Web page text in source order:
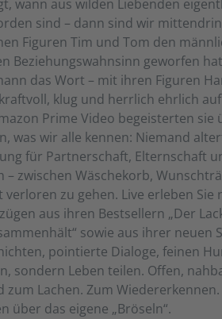
wann aus wilden Liebenden
sind – dann sind wir
Figuren Tim und Tom den
Beziehungswahnsinn geworfen
das Wort – mit ihren Figuren
klug und herrlich ehrlich
Prime Video begeisterten
was wir alle kennen: Niemand
für Partnerschaft, Elternschaft
– zwischen Wäschekorb,
verloren zu gehen. Live erleben
aus ihren Bestsellern „Der
sowie aus ihrer neuen
pointierte Dialoge, feinen
sondern Leben teilen. Offen,
zum Lachen. Zum
über das eigene „Bröseln“.